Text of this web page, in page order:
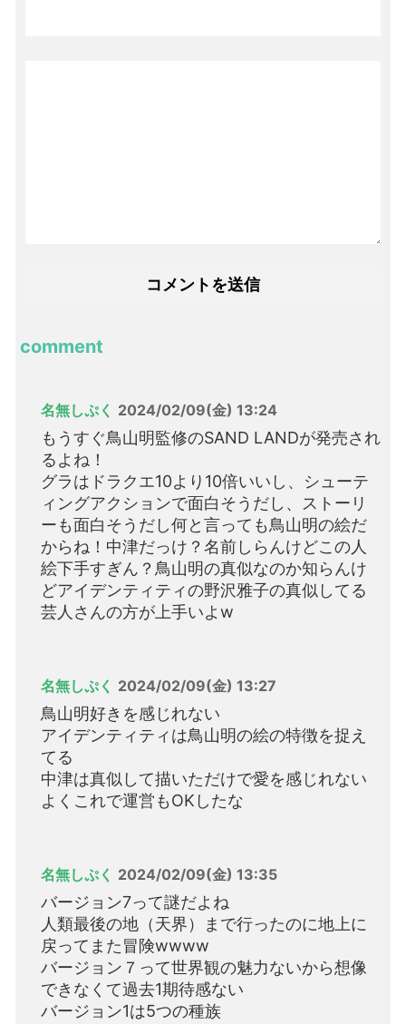
comment
名無しぷく 2024/02/09(金) 13:24
もうすぐ鳥山明監修のSAND LANDが発売され
るよね！
グラはドラクエ10より10倍いいし、シューテ
ィングアクションで面白そうだし、ストーリ
ーも面白そうだし何と言っても鳥山明の絵だ
からね！中津だっけ？名前しらんけどこの人
絵下手すぎん？鳥山明の真似なのか知らんけ
どアイデンティティの野沢雅子の真似してる
芸人さんの方が上手いよw
名無しぷく 2024/02/09(金) 13:27
鳥山明好きを感じれない
アイデンティティは鳥山明の絵の特徴を捉え
てる
中津は真似して描いただけで愛を感じれない
よくこれで運営もOKしたな
名無しぷく 2024/02/09(金) 13:35
バージョン7って謎だよね
人類最後の地（天界）まで行ったのに地上に
戻ってまた冒険wwww
バージョン７って世界観の魅力ないから想像
できなくて過去1期待感ない
バージョン1は5つの種族